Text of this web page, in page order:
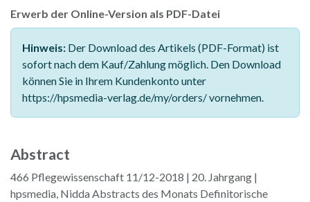
Erwerb der Online-Version als PDF-Datei
Hinweis: Der Download des Artikels (PDF-Format) ist
sofort nach dem Kauf/Zahlung möglich. Den Download
können Sie in Ihrem Kundenkonto unter
https://hpsmedia-verlag.de/my/orders/ vornehmen.
Abstract
466 Pflegewissenschaft 11/12-2018 | 20. Jahrgang |
hpsmedia, Nidda Abstracts des Monats Definitorische